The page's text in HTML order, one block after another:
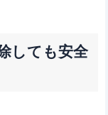
しても安全